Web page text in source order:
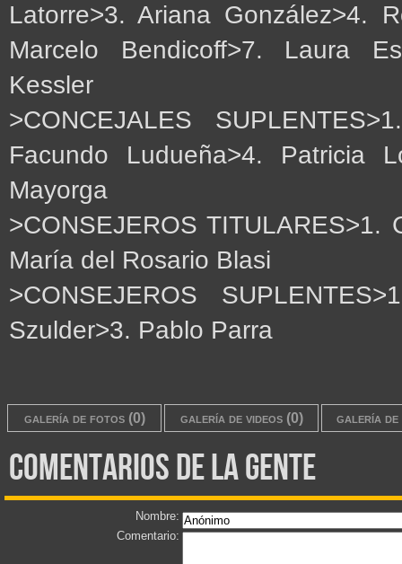
Latorre>3. Ariana González>4.
Marcelo Bendicoff>7. Laura
Kessler
>CONCEJALES
Facundo Ludueña>4. Patricia
Mayorga
>CONSEJEROS
María del Rosario Blasi
>CONSEJEROS
Szulder>3. Pablo Parra
galería de fotos (0) galería de videos (0) galería de
comentarios de la gente
Nombre:
Comentario: